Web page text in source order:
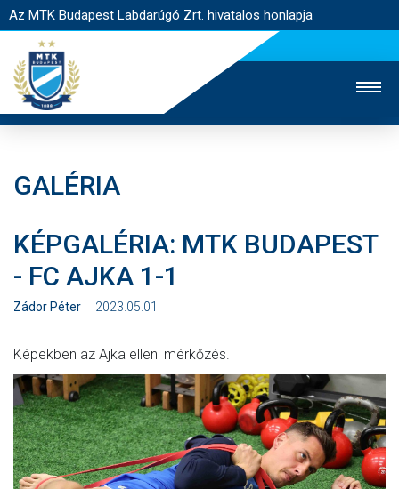
Az MTK Budapest Labdarúgó Zrt. hivatalos honlapja
JEGYÉRTÉKESÍTÉS
WEBSHOP
STADION
EGYESÜLET
HÍREK
CSAPATOK
MÉRKŐZÉSEK
KLUB
GALÉRIA
KÉPGALÉRIA: MTK BUDAPEST
- FC AJKA 1-1
Zádor Péter 2023.05.01
Képekben az Ajka elleni mérkőzés.